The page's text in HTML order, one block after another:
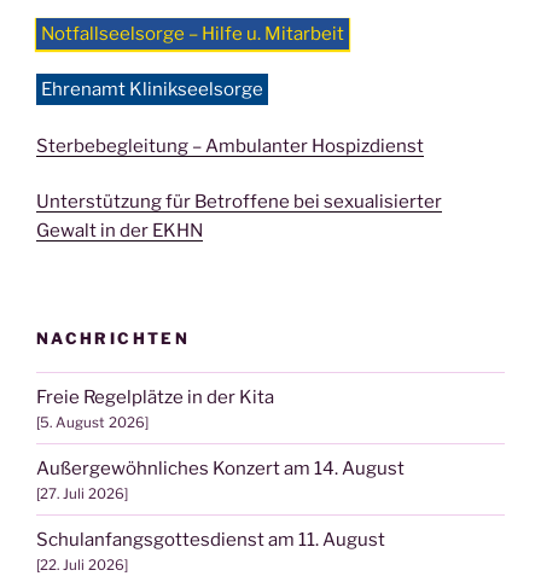
Notfallseelsorge – Hilfe u. Mitarbeit
Ehrenamt Klinikseelsorge
Sterbebegleitung – Ambulanter Hospizdienst
Unterstützung für Betroffene bei sexualisierter
Gewalt in der EKHN
NACHRICHTEN
Freie Regelplätze in der Kita
5. August 2026
Außergewöhnliches Konzert am 14. August
27. Juli 2026
Schulanfangsgottesdienst am 11. August
22. Juli 2026